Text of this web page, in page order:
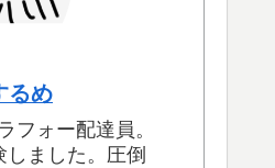
るめ
フォー配達員。
ました。圧倒